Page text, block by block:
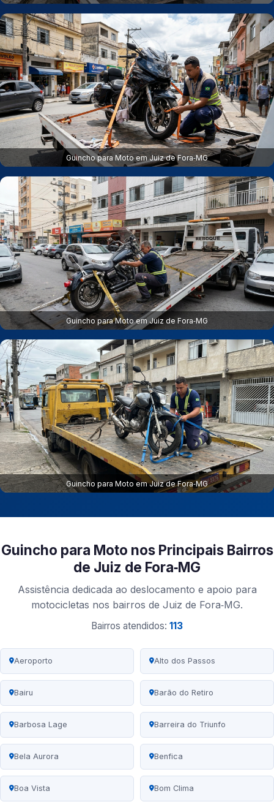
Guincho para Moto em Juiz de Fora‑MG
Guincho para Moto em Juiz de Fora‑MG
Guincho para Moto em Juiz de Fora‑MG
Guincho para Moto nos Principais Bairros
de Juiz de Fora‑MG
Assistência dedicada ao deslocamento e apoio para
motocicletas nos bairros de Juiz de Fora‑MG.
Bairros atendidos: 113
Aeroporto Alto dos Passos
Bairu Barão do Retiro
Barbosa Lage Barreira do Triunfo
Bela Aurora Benfica
Boa Vista Bom Clima